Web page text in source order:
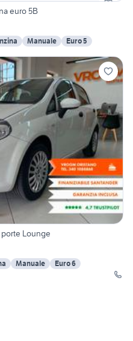
euro 5B
Manuale Euro 5
Lounge
Manuale
Euro 6